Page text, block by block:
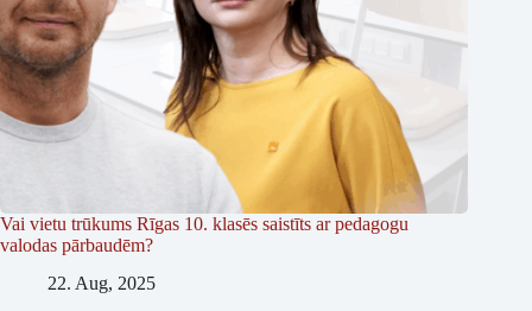
Vai vietu trūkums Rīgas 10. klasēs saistīts ar pedagogu
valodas pārbaudēm?
22. Aug, 2025